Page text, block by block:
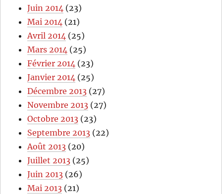
Juin 2014 (23)
Mai 2014 (21)
Avril 2014 (25)
Mars 2014 (25)
Février 2014 (23)
Janvier 2014 (25)
Décembre 2013 (27)
Novembre 2013 (27)
Octobre 2013 (23)
Septembre 2013 (22)
Août 2013 (20)
Juillet 2013 (25)
Juin 2013 (26)
Mai 2013 (21)